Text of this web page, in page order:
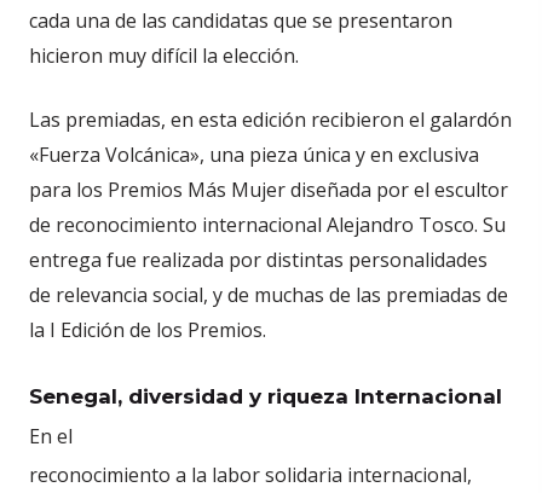
cada una de las candidatas que se presentaron
hicieron muy difícil la elección.
Las premiadas, en esta edición recibieron el galardón
«Fuerza Volcánica», una pieza única y en exclusiva
para los Premios Más Mujer diseñada por el escultor
de reconocimiento internacional Alejandro Tosco. Su
entrega fue realizada por distintas personalidades
de relevancia social, y de muchas de las premiadas de
la I Edición de los Premios.
Senegal, diversidad y riqueza Internacional
En el
reconocimiento a la labor solidaria internacional,